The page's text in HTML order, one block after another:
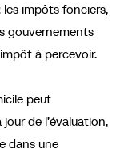
les impôts fonciers,
gouvernements
à percevoir.
peut
de l’évaluation,
dans une